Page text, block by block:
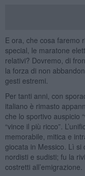
E ora, che cosa faremo
special, le maratone
relativi? Dovremo, di
la forza di non
gesti estremi.
Per tanti anni, con
italiano è rimasto
che lo sportivo auspicio
“vince il più ricco”.
memorabile, mitica e
giocata in Messico. Lì si
nordisti e sudisti; fu la
costretti all’emigrazione.